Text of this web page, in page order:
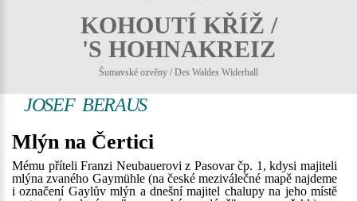
KOHOUTÍ KŘÍŽ /
'S HOHNAKREIZ
Šumavské ozvěny / Des Waldes Widerhall
JOSEF BERAUS
Mlýn na Čertici
Mému příteli Franzi Neubauerovi z Pasovar čp. 1, kdysi majiteli
mlýna zvaného Gaymühle (na české meziválečné mapě najdeme
i označení Gaylův mlýn a dnešní majitel chalupy na jeho místě